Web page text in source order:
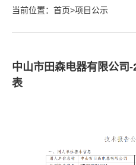
当前位置： 首页>项目公示
中山市田森电器有限公司
表